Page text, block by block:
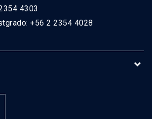
4303
+56 2 2354 4028